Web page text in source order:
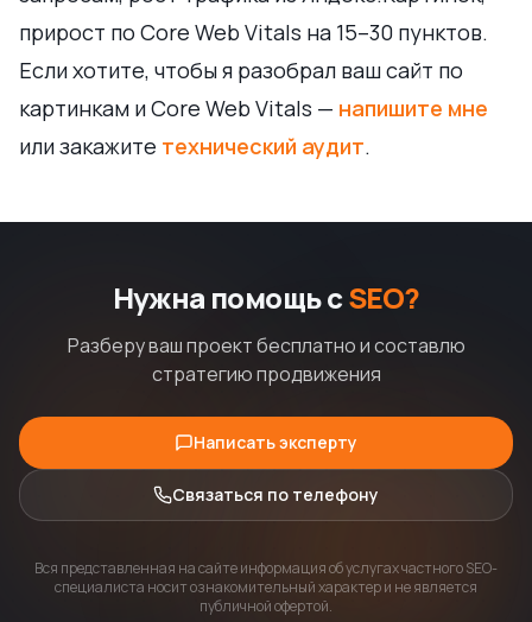
прирост по Core Web Vitals на 15–30 пунктов.
Если хотите, чтобы я разобрал ваш сайт по
картинкам и Core Web Vitals — напишите мне
или закажите технический аудит.
Нужна помощь сSEO?
Разберу ваш проект бесплатно и составлю
стратегию продвижения
Написать эксперту
Связаться по телефону
Вся представленная на сайте информация об услугах частного SEO-
специалиста носит ознакомительный характер и не является
публичной офертой.